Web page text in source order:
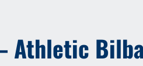
Athletic